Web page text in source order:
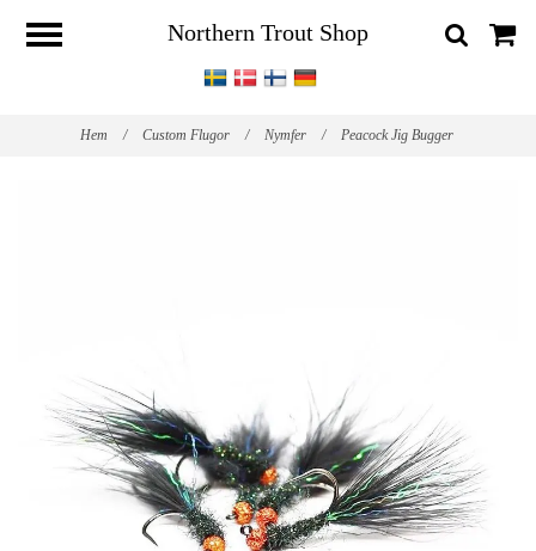
Northern Trout Shop
Hem / Custom Flugor / Nymfer / Peacock Jig Bugger